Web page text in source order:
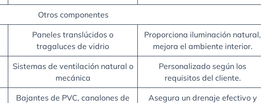
Otros componentes
Paneles translúcidos o
tragaluces de vidrio
Proporciona iluminación natural,
mejora el ambiente interior.
Sistemas de ventilación natural o
mecánica
Personalizado según los
requisitos del cliente.
Bajantes de PVC, canalones de
Asegura un drenaje efectivo y